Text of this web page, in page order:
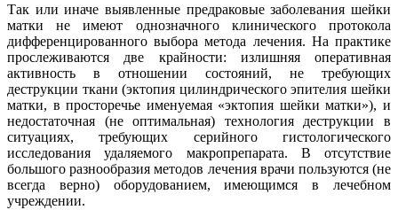
Так или иначе выявленные предраковые заболевания шейки
матки не имеют однозначного клинического протокола
дифференцированного выбора метода лечения. На практике
прослеживаются две крайности: излишняя оперативная
активность в отношении состояний, не требующих
деструкции ткани (эктопия цилиндрического эпителия шейки
матки, в просторечье именуемая «эктопия шейки матки»), и
недостаточная (не оптимальная) технология деструкции в
ситуациях, требующих серийного гистологического
исследования удаляемого макропрепарата. В отсутствие
большого разнообразия методов лечения врачи пользуются (не
всегда верно) оборудованием, имеющимся в лечебном
учреждении.